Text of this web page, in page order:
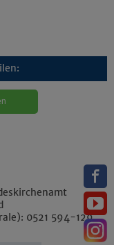
0521 594-129